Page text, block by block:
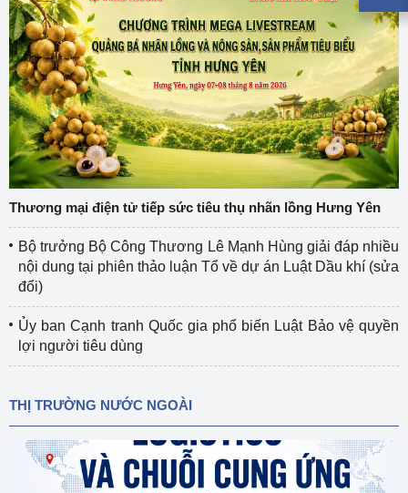
Thương mại điện tử tiếp sức tiêu thụ nhãn lồng Hưng Yên
Bộ trưởng Bộ Công Thương Lê Mạnh Hùng giải đáp nhiều
nội dung tại phiên thảo luận Tổ về dự án Luật Dầu khí (sửa
đổi)
Ủy ban Cạnh tranh Quốc gia phổ biến Luật Bảo vệ quyền
lợi người tiêu dùng
THỊ TRƯỜNG NƯỚC NGOÀI